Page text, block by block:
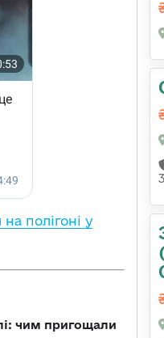
полігоні у
чим пригощали